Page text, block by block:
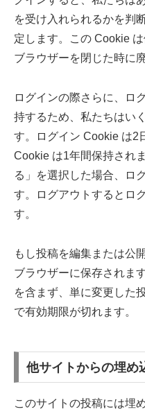
を受け入れられるかを判
定します。この Cookie
ブラウザーを閉じた時に
ログインの際さらに、ロ
持するため、私たちはい
す。ログイン Cookie は2
Cookie は1年間保持され
る」を選択した場合、ロ
す。ログアウトするとロ
す。
もし投稿を編集または公
ブラウザーに保存されま
を含まず、単に変更した
で有効期限が切れます。
他サイトからの埋め
このサイトの投稿には埋